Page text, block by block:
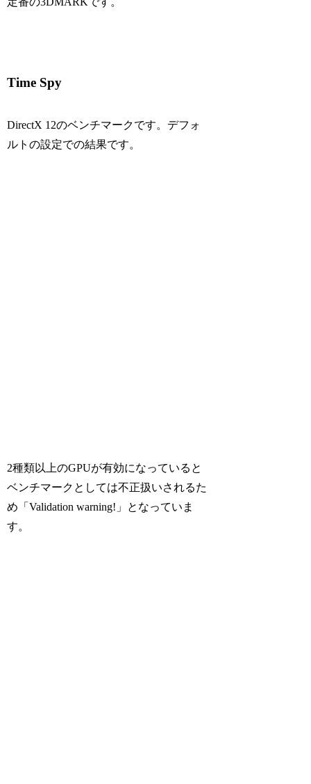
Time Spy
DirectX 12のベンチマークです。デフォ
ルトの設定での結果です。
2種類以上のGPUが有効になっていると
ベンチマークとしては不正扱いされるた
め「Validation warning!」となっていま
す。